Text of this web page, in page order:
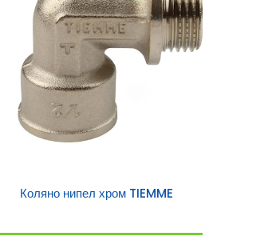
Коляно нипел хром TIEMME